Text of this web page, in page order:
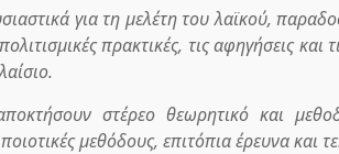
για τη μελέτη του λαϊκού,
πρακτικές, τις αφηγήσεις και
στέρεο θεωρητικό και
μεθόδους, επιτόπια έρευνα και